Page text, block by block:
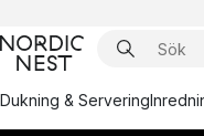
Dukning & Servering